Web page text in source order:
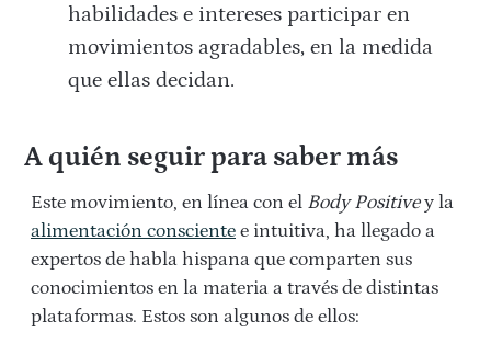
habilidades e intereses participar en
movimientos agradables, en la medida
que ellas decidan.
A quién seguir para saber más
Este movimiento, en línea con el Body Positivey la
alimentación consciente e intuitiva, ha llegado a
expertos de habla hispana que comparten sus
conocimientos en la materia a través de distintas
plataformas. Estos son algunos de ellos: